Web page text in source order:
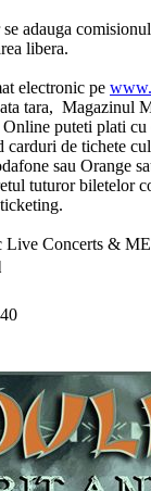
adauga
libera.
electronic pe
tara, Magazinul
Online puteti plati
carduri de tichete
sau Orange
tuturor biletelor
Live Concerts &